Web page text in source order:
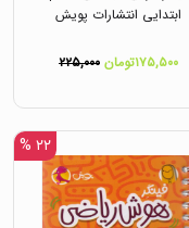
ابتدایی انتشارات پویش
۱۷۵,۵۰۰تومان ۲۲۵,۰۰۰
۲۲ %